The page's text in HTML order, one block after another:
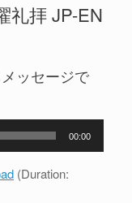
礼拝 JP-EN
ッセージで
00:00
(Duration: